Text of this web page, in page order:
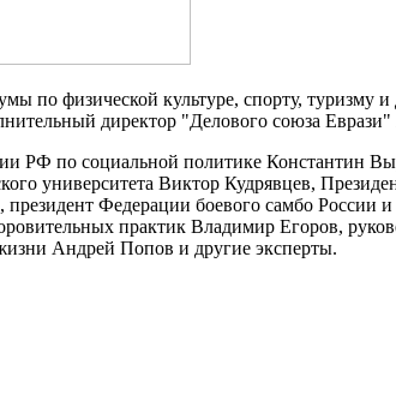
по физической культуре, спорту, туризму
директор "Делового союза
РФ по социальной политике Константин
университета Виктор Кудрявцев,
Федерации боевого самбо России
практик Владимир Егоров,
Андрей Попов и другие эксперты.